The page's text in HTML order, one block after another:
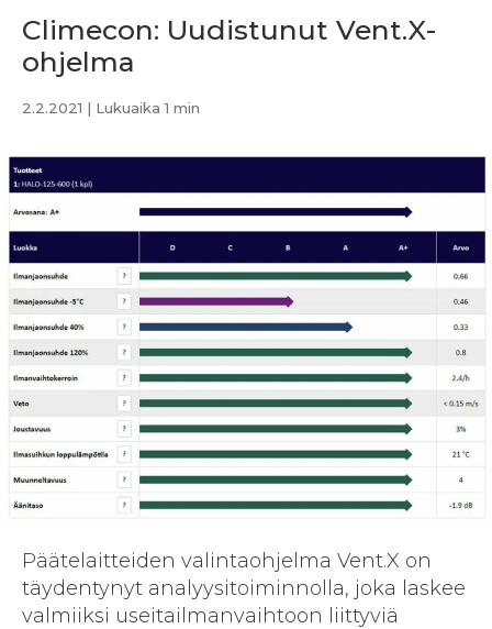
Climecon: Uudistunut Vent.X-
ohjelma
2.2.2021 | Lukuaika 1 min
Päätelaitteiden valintaohjelma Vent.X on
täydentynyt analyysitoiminnolla, joka laskee
valmiiksi useitailmanvaihtoon liittyviä